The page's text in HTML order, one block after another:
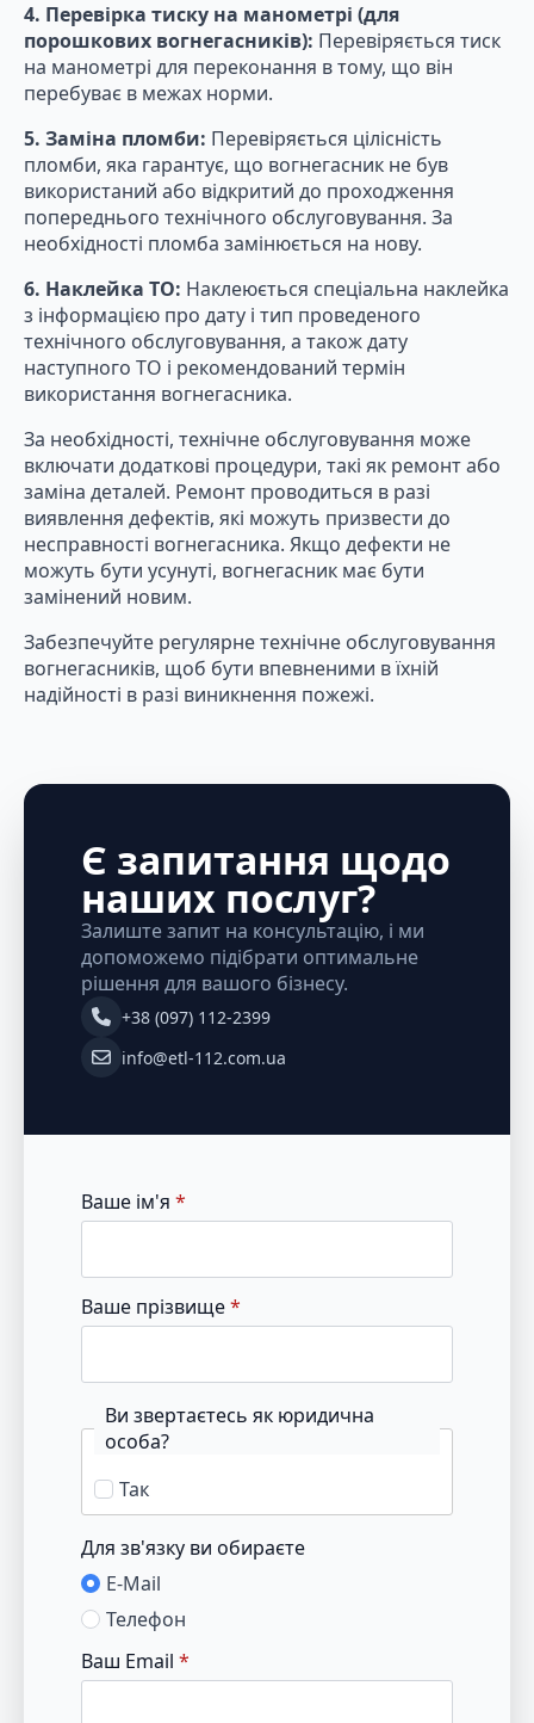
4. Перевірка тиску на манометрі (для
порошкових вогнегасників): Перевіряється тиск
на манометрі для переконання в тому, що він
перебуває в межах норми.
5. Заміна пломби: Перевіряється цілісність
пломби, яка гарантує, що вогнегасник не був
використаний або відкритий до проходження
попереднього технічного обслуговування. За
необхідності пломба замінюється на нову.
6. Наклейка ТО: Наклеюється спеціальна наклейка
з інформацією про дату і тип проведеного
технічного обслуговування, а також дату
наступного ТО і рекомендований термін
використання вогнегасника.
За необхідності, технічне обслуговування може
включати додаткові процедури, такі як ремонт або
заміна деталей. Ремонт проводиться в разі
виявлення дефектів, які можуть призвести до
несправності вогнегасника. Якщо дефекти не
можуть бути усунуті, вогнегасник має бути
замінений новим.
Забезпечуйте регулярне технічне обслуговування
вогнегасників, щоб бути впевненими в їхній
надійності в разі виникнення пожежі.
Є запитання щодо
наших послуг?
Залиште запит на консультацію, і ми
допоможемо підібрати оптимальне
рішення для вашого бізнесу.
+38 (097) 112-2399
info@etl-112.com.ua
Ваше ім'я *
Ваше прізвище*
Ви звертаєтесь як юридична
особа?
Так
Для зв'язку ви обираєте
E-Mail
Телефон
Ваш Email *